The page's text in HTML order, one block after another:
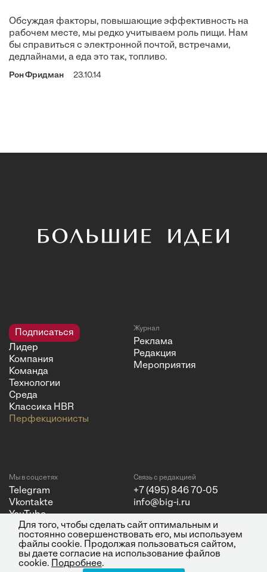
Обсуждая факторы, повышающие эффективность на
рабочем месте, мы редко учитываем роль пищи. Нам
бы справиться с электронной почтой, встречами,
дедлайнами, а еда это так, топливо.
Рон Фридман 23.10.14
Подписаться
Лидер
Компания
Команда
Технологии
Среда
Классика HBR
Перфекционисты
Журнал
Реклама
Редакция
Мероприятия
Мы в соцсетях
Telegram
Vkontakte
YouTube
Связь с редакцией
+7 (495) 846 70-05
info@big-i.ru
Для того, чтобы сделать сайт оптимальным и
постоянно совершенствовать его, мы используем
файлы cookie. Продолжая пользоваться сайтом,
вы даете согласие на использование файлов
cookie.
Подробнее.